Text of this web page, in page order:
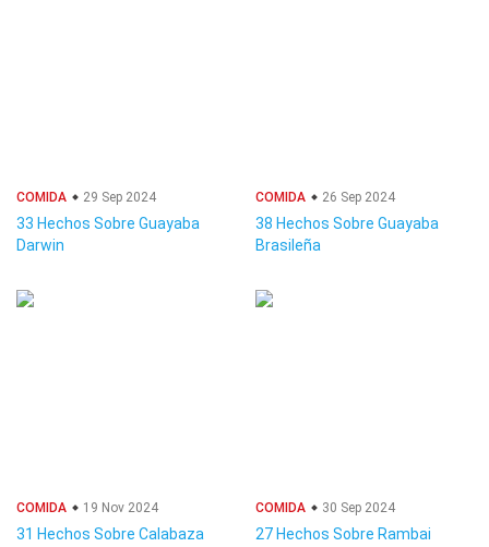
COMIDA 29 Sep 2024
33 Hechos Sobre Guayaba
Darwin
COMIDA 26 Sep 2024
38 Hechos Sobre Guayaba
Brasileña
COMIDA 19 Nov 2024
31 Hechos Sobre Calabaza
COMIDA 30 Sep 2024
27 Hechos Sobre Rambai